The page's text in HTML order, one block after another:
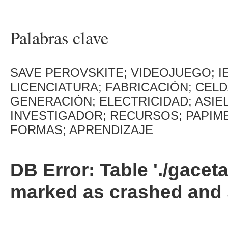
Palabras clave
SAVE PEROVSKITE; VIDEOJUEGO;
LICENCIATURA; FABRICACIÓN;
GENERACIÓN; ELECTRICIDAD;
INVESTIGADOR; RECURSOS;
FORMAS; APRENDIZAJE
DB Error: Table './
marked as crashed